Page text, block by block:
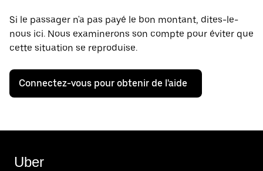
Si le passager n'a pas payé le bon montant, dites-le-
nous ici. Nous examinerons son compte pour éviter que
cette situation se reproduise.
Connectez-vous pour obtenir de l'aide
Uber